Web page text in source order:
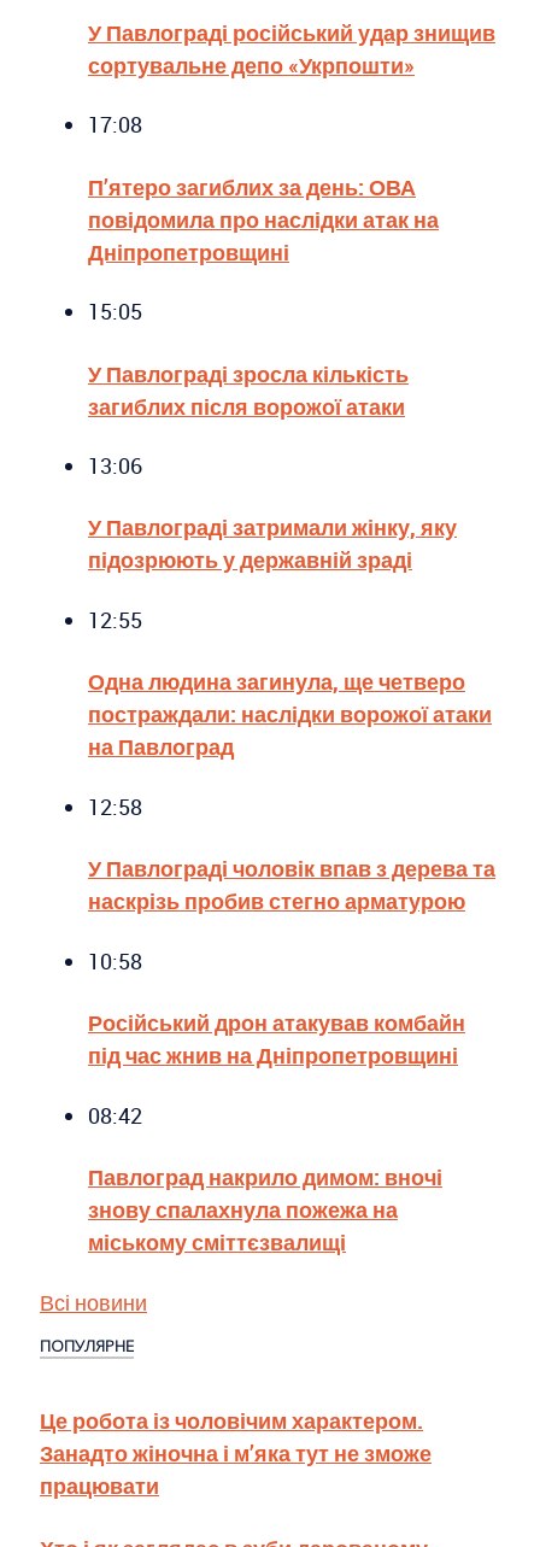
У Павлограді російський удар знищив
сортувальне депо «Укрпошти»
17:08
П’ятеро загиблих за день: ОВА
повідомила про наслідки атак на
Дніпропетровщині
15:05
У Павлограді зросла кількість
загиблих після ворожої атаки
13:06
У Павлограді затримали жінку, яку
підозрюють у державній зраді
12:55
Одна людина загинула, ще четверо
постраждали: наслідки ворожої атаки
на Павлоград
12:58
У Павлограді чоловік впав з дерева та
наскрізь пробив стегно арматурою
10:58
Російський дрон атакував комбайн
під час жнив на Дніпропетровщині
08:42
Павлоград накрило димом: вночі
знову спалахнула пожежа на
міському сміттєзвалищі
Всі новини
ПОПУЛЯРНЕ
Це робота із чоловічим характером.
Занадто жіночна і м’яка тут не зможе
працювати